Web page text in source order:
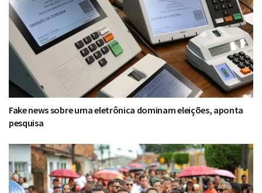
Fake news sobre urna eletrônica dominam eleições, aponta
pesquisa